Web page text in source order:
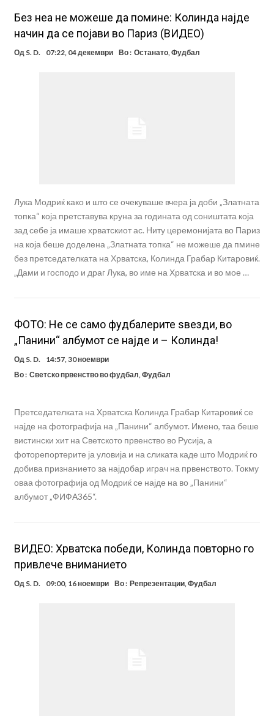
Без неа не можеше да помине: Колинда најде
начин да се појави во Париз (ВИДЕО)
Од S. D. 07:22, 04 декември Во : Останато,Фудбал
Лука Модриќ како и што се очекуваше вчера ја доби „Златната
топка“ која претставува круна за годината од соништата која
зад себе ја имаше хрватскиот ас. Ниту церемонијата во Париз
на која беше доделена „Златната топка“ не можеше да пмине
без претседателката на Хрватска, Колинда Грабар Китаровиќ.
„Дами и господо и драг Лука, во име на Хрватска и во мое …
ФОТО: Не се само фудбалерите ѕвезди, во
„Панини“ албумот се најде и – Колинда!
Од S. D.
14:57, 30 ноември
Во : Светско првенство во фудбал,Фудбал
Претседателката на Хрватска Колинда Грабар Китаровиќ се
најде на фотографија на „Панини“ албумот. Имено, таа беше
вистински хит на Светското првенство во Русија, а
фоторепортерите ја уловија и на сликата каде што Модриќ го
добива признанието за најдобар играч на првенството. Токму
оваа фотографија од Модриќ се најде на во „Панини“
албумот „ФИФА365“.
ВИДЕО: Хрватска победи, Колинда повторно го
привлече вниманието
Од S. D. 09:00, 16 ноември Во : Репрезентации,Фудбал